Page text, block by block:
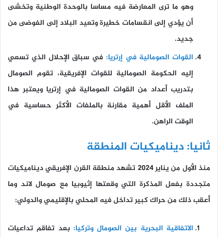
وهو ما ترى المعارضة فيه مساسا بالوحدة الوطنية وتخشى
أن يؤدي إلى انقسامات خطيرة وتعيد البلاد إلى الفوضى من
جديد.
القوات الصومالية في إرتريا: في سباق الإحلال الذي تسعي
إليه الحكومة الصومالية للقوات الإفريقية، تقوم الصومال
بتدريب أعداد من القوات الصومالية في إرتريا ويعتبر هذا
الملف الأقل أهمية مقارنة بالملفات الأكثر حساسية في
الوقت الراهن.
ثانيا: ديناميكيات المنطقة
منذ الأول من يناير 2024 تشهد منطقة القرن الإفريقي ديناميكيات
متجددة بفعل المذكرة التي وقعتها إثيوبيا مع صومال لاند وما
أعقب ذلك من حراك كبير تداخل فيه المحلي بالإقليمي والدولي:
الاتفاقية البحرية بين الصومال وتركيا: بعد تفاقم تداعيات